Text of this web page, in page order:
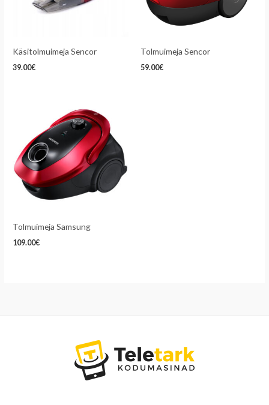
Käsitolmuimeja Sencor
39.00€
Tolmuimeja Sencor
59.00€
Tolmuimeja Samsung
109.00€